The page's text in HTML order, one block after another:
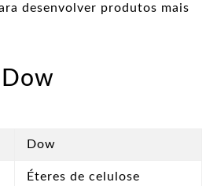
desenvolver produtos mais
Dow
Éteres de celulose